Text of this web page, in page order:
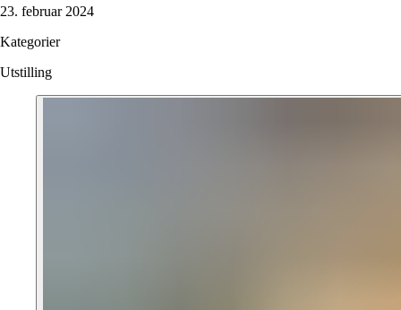
23. februar 2024
Kategorier
Utstilling